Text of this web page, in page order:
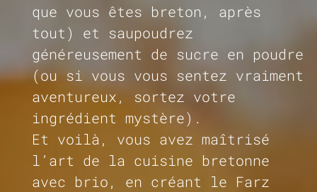
que vous êtes breton, après
tout) et saupoudrez
généreusement de sucre en poudre
(ou si vous vous sentez vraiment
aventureux, sortez votre
ingrédient mystère).
Et voilà, vous avez maîtrisé
l’art de la cuisine bretonne
avec brio, en créant le Farz